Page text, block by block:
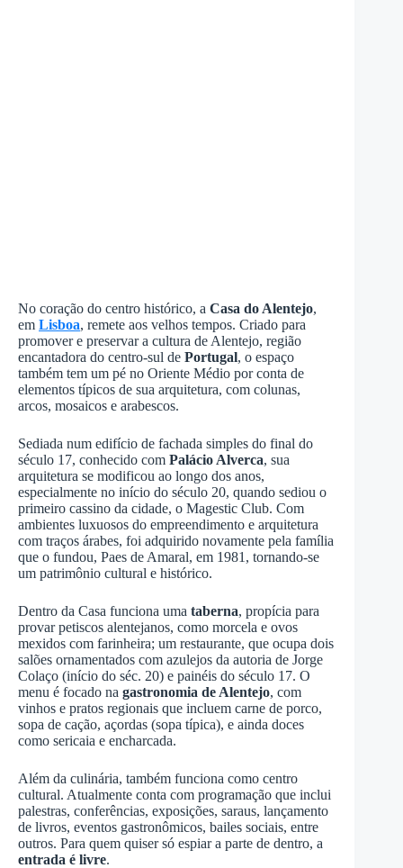
No coração do centro histórico, a Casa do Alentejo,
em Lisboa, remete aos velhos tempos. Criado para
promover e preservar a cultura de Alentejo, região
encantadora do centro-sul de Portugal, o espaço
também tem um pé no Oriente Médio por conta de
elementos típicos de sua arquitetura, com colunas,
arcos, mosaicos e arabescos.
Sediada num edifício de fachada simples do final do
século 17, conhecido com Palácio Alverca, sua
arquitetura se modificou ao longo dos anos,
especialmente no início do século 20, quando sediou o
primeiro cassino da cidade, o Magestic Club. Com
ambientes luxuosos do empreendimento e arquitetura
com traços árabes, foi adquirido novamente pela família
que o fundou, Paes de Amaral, em 1981, tornando-se
um patrimônio cultural e histórico.
Dentro da Casa funciona uma taberna, propícia para
provar petiscos alentejanos, como morcela e ovos
mexidos com farinheira; um restaurante, que ocupa dois
salões ornamentados com azulejos da autoria de Jorge
Colaço (início do séc. 20) e painéis do século 17. O
menu é focado na gastronomia de Alentejo, com
vinhos e pratos regionais que incluem carne de porco,
sopa de cação, açordas (sopa típica), e ainda doces
como sericaia e encharcada.
Além da culinária, também funciona como centro
cultural. Atualmente conta com programação que inclui
palestras, conferências, exposições, saraus, lançamento
de livros, eventos gastronômicos, bailes sociais, entre
outros. Para quem quiser só espiar a parte de dentro, a
entrada é livre.